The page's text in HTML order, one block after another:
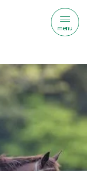
menu